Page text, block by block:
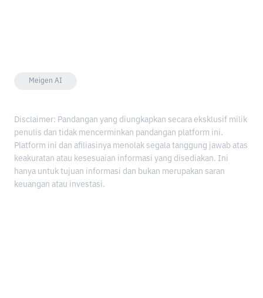
Meigen AI
Disclaimer: Pandangan yang diungkapkan secara eksklusif milik
penulis dan tidak mencerminkan pandangan platform ini.
Platform ini dan afiliasinya menolak segala tanggung jawab atas
keakuratan atau kesesuaian informasi yang disediakan. Ini
hanya untuk tujuan informasi dan bukan merupakan saran
keuangan atau investasi.